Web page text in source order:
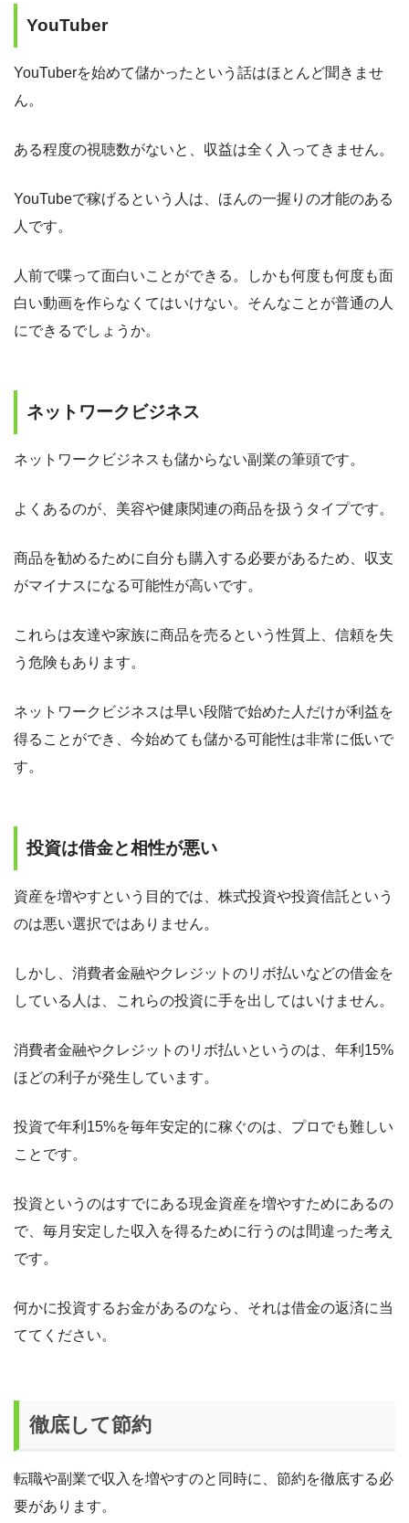
YouTuber
YouTuberを始めて儲かったという話はほとんど聞きませ
ん。
ある程度の視聴数がないと、収益は全く入ってきません。
YouTubeで稼げるという人は、ほんの一握りの才能のある
人です。
人前で喋って面白いことができる。しかも何度も何度も面
白い動画を作らなくてはいけない。そんなことが普通の人
にできるでしょうか。
ネットワークビジネス
ネットワークビジネスも儲からない副業の筆頭です。
よくあるのが、美容や健康関連の商品を扱うタイプです。
商品を勧めるために自分も購入する必要があるため、収支
がマイナスになる可能性が高いです。
これらは友達や家族に商品を売るという性質上、信頼を失
う危険もあります。
ネットワークビジネスは早い段階で始めた人だけが利益を
得ることができ、今始めても儲かる可能性は非常に低いで
す。
投資は借金と相性が悪い
資産を増やすという目的では、株式投資や投資信託という
のは悪い選択ではありません。
しかし、消費者金融やクレジットのリボ払いなどの借金を
している人は、これらの投資に手を出してはいけません。
消費者金融やクレジットのリボ払いというのは、年利15%
ほどの利子が発生しています。
投資で年利15%を毎年安定的に稼ぐのは、プロでも難しい
ことです。
投資というのはすでにある現金資産を増やすためにあるの
で、毎月安定した収入を得るために行うのは間違った考え
です。
何かに投資するお金があるのなら、それは借金の返済に当
ててください。
徹底して節約
転職や副業で収入を増やすのと同時に、節約を徹底する必
要があります。